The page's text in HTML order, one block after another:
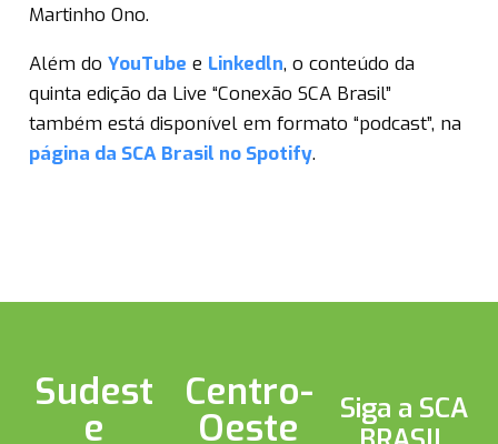
Martinho Ono.
Além do YouTube e Linkedln, o conteúdo da
quinta edição da Live “Conexão SCA Brasil”
também está disponível em formato “podcast”, na
página da SCA Brasil no Spotify.
Sudest
e
Centro-
Oeste
Siga a SCA